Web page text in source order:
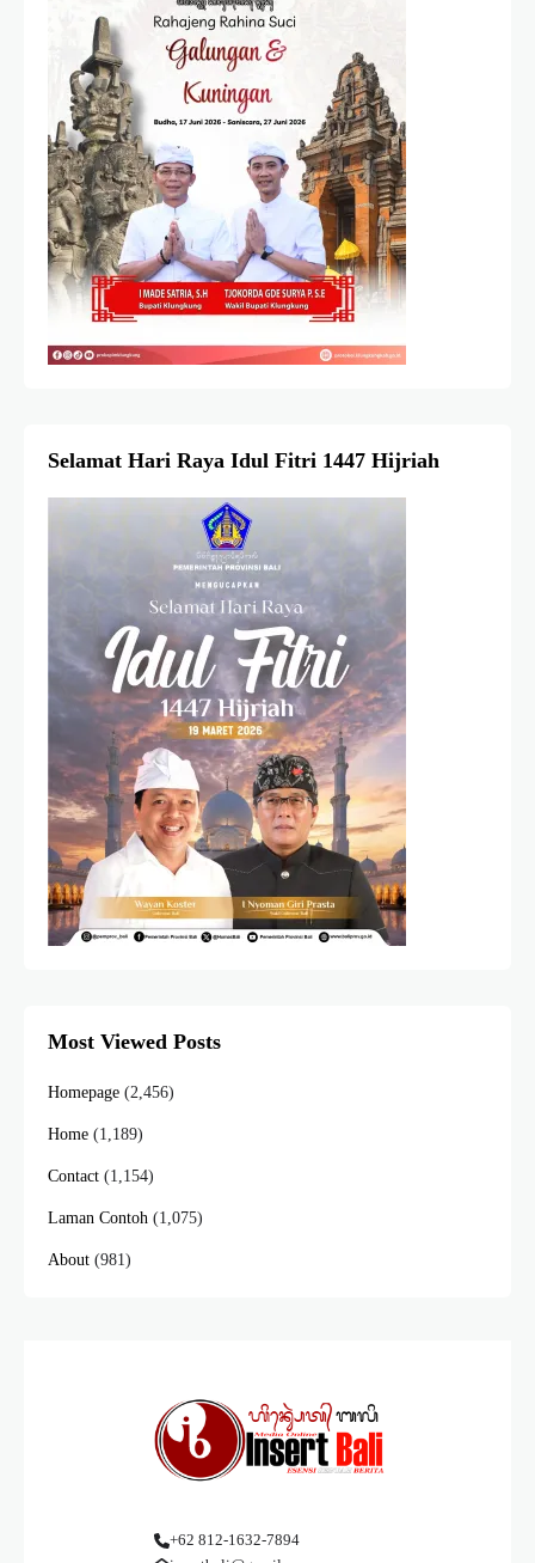
Selamat Hari Raya Idul Fitri 1447 Hijriah
Most Viewed Posts
Homepage (2,456)
Home (1,189)
Contact (1,154)
Laman Contoh (1,075)
About (981)
+62 812-1632-7894